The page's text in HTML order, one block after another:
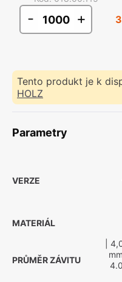
- +
Tento produkt je k
HOLZ
Parametry
VERZE
MATERIÁL
PRŮMĚR ZÁVITU
|
mm